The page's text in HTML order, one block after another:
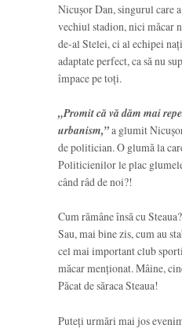
Nicușor Dan, singurul care
vechiul stadion, nici măcar
de-al Stelei, ci al echipei
adaptate perfect, ca să nu
împace pe toți.
„Promit că vă dăm mai
urbanism,”a glumit
de politician. O glumă la
Politicienilor le plac
când râd de noi?!
Cum rămâne însă cu
Sau, mai bine zis, cum au
cel mai important club
măcar menționat. Mâine,
Păcat de săraca Steaua!
Puteți urmări mai jos